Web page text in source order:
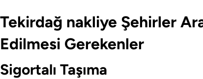
Tekirdağ nakliye Şehirler
Edilmesi Gerekenler
Sigortalı Taşıma